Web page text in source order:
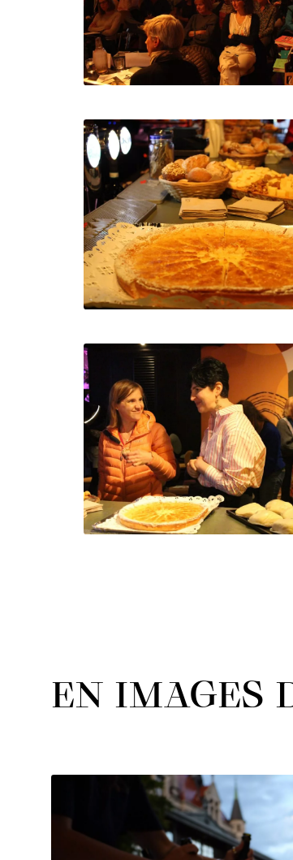
EN IMAGES